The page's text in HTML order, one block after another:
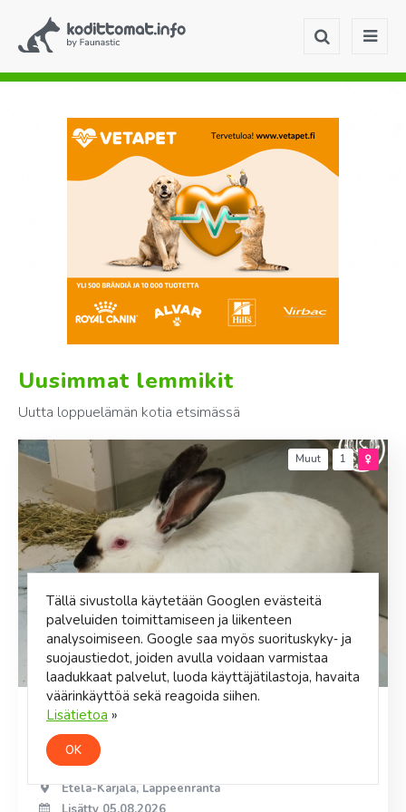
Uusimmat lemmikit
Uutta loppuelämän kotia etsimässä
Muut 1
Salli
Reipas, mutta säikky Salli etsii kotia, jossa olisi kaveriksi
isokokoinen ja leikattu poikakani.
Etelä-Karjala, Lappeenranta
Tällä sivustolla käytetään Googlen evästeitä
palveluiden toimittamiseen ja liikenteen
analysoimiseen. Google saa myös suorituskyky‑ ja
suojaustiedot, joiden avulla voidaan varmistaa
laadukkaat palvelut, luoda käyttäjätilastoja, havaita
väärinkäyttöä sekä reagoida siihen.
Lisätietoa »
OK